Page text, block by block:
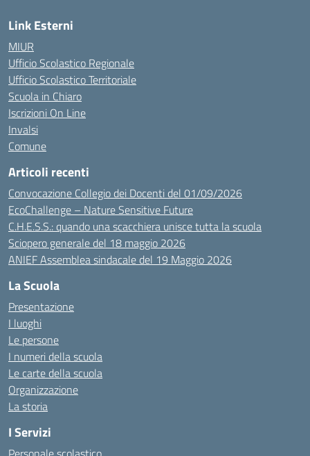
Link Esterni
MIUR
Ufficio Scolastico Regionale
Ufficio Scolastico Territoriale
Scuola in Chiaro
Iscrizioni On Line
Invalsi
Comune
Articoli recenti
Convocazione Collegio dei Docenti del 01/09/2026
EcoChallenge – Nature Sensitive Future
C.H.E.S.S.: quando una scacchiera unisce tutta la scuola
Sciopero generale del 18 maggio 2026
ANIEF Assemblea sindacale del 19 Maggio 2026
La Scuola
Presentazione
I luoghi
Le persone
I numeri della scuola
Le carte della scuola
Organizzazione
La storia
I Servizi